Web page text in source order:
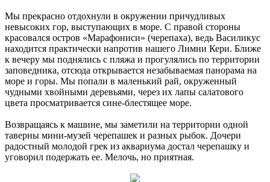
Мы прекрасно отдохнули в окружении причудливых
невысоких гор, выступающих в море. С правой стороны
красовался остров «Марафониси» (черепаха), ведь Василикус
находится практически напротив нашего Лимни Кери. Ближе
к вечеру мы поднялись с пляжа и прогулялись по территории
заповедника, отсюда открывается незабываемая панорама на
море и горы. Мы попали в маленький рай, окруженный
чудными хвойными деревьями, через их лапы салатового
цвета просматривается сине-блестящее море.
Возвращаясь к машине, мы заметили на территории одной
таверны мини-музей черепашек и разных рыбок. Дочери
радостный молодой грек из аквариума достал черепашку и
уговорил подержать ее. Мелочь, но приятная.